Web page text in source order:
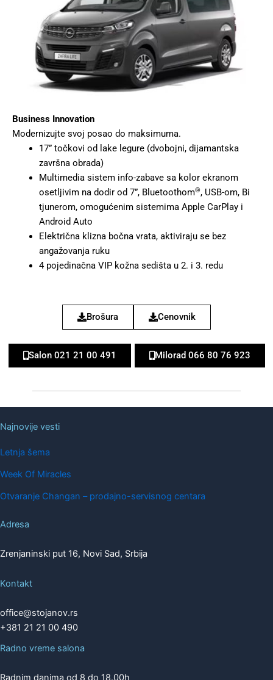
Business Innovation
Modernizujte svoj posao do maksimuma.
17” točkovi od lake legure (dvobojni, dijamantska
završna obrada)
Multimedia sistem info-zabave sa kolor ekranom
osetljivim na dodir od 7”, Bluetoothom®, USB-om, Bi
tjunerom, omogućenim sistemima Apple CarPlay i
Android Auto
Električna klizna bočna vrata, aktiviraju se bez
angažovanja ruku
4 pojedinačna VIP kožna sedišta u 2. i 3. redu
Brošura Cenovnik
Salon 021 21 00 491 Milorad 066 80 76 923
Najnovije vesti
Letnja šema
Week Of Miracles
Otvaranje Changan – prodajno-servisnog centara
Adresa
Zrenjaninski put 16, Novi Sad, Srbija
Kontakt
office@stojanov.rs
+381 21 21 00 490
Radno vreme salona